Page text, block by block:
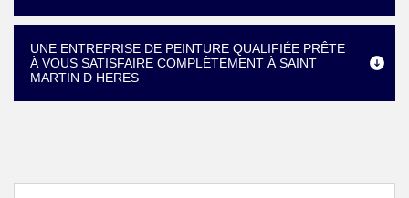
UNE ENTREPRISE DE PEINTURE QUALIFIÉE PRÊTE
À VOUS SATISFAIRE COMPLÈTEMENT À SAINT
MARTIN D HERES